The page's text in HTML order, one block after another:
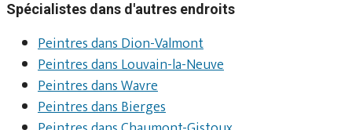
Spécialistes dans d'autres endroits
Peintres dans Dion-Valmont
Peintres dans Louvain-la-Neuve
Peintres dans Wavre
Peintres dans Bierges